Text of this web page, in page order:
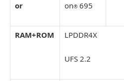
or
on® 695
RAM+ROM LPDDR4X
UFS 2.2